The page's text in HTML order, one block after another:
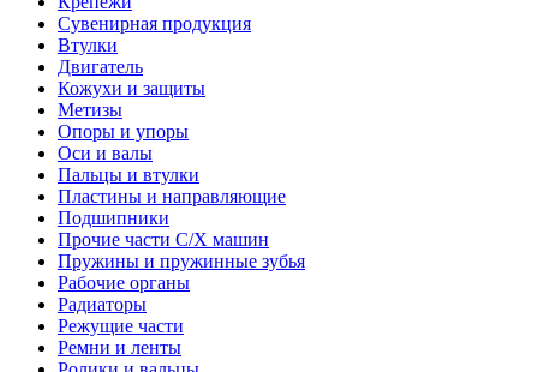
Сувенирная продукция
Втулки
Двигатель
Кожухи и защиты
Метизы
Опоры и упоры
Оси и валы
Пальцы и втулки
Пластины и направляющие
Подшипники
Прочие части С/Х машин
Пружины и пружинные зубья
Рабочие органы
Радиаторы
Режущие части
Ремни и ленты